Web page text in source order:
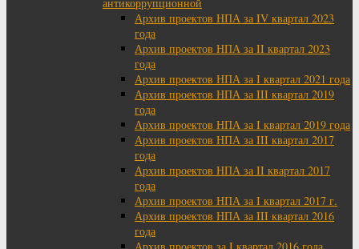
антикоррупционной
Архив проектов НПА за IV квартал 2023
года
Архив проектов НПА за II квартал 2023
года
Архив проектов НПА за I квартал 2021 года
Архив проектов НПА за III квартал 2019
года
Архив проектов НПА за I квартал 2019 года
Архив проектов НПА за III квартал 2017
года
Архив проектов НПА за II квартал 2017
года
Архив проектов НПА за I квартал 2017 г.
Архив проектов НПА за III квартал 2016
года